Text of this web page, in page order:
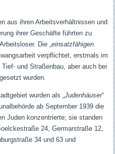
aus ihren Arbeitsverhältnissen und
ihrer Geschäfte führten zu
Die „einsatzfähigen
verpflichtet, erstmals im
und Straßenbau, aber auch bei
wurden.
wurden als „Judenhäuser“
ab September 1939 die
Juden konzentrierte; sie standen
24, Germarstraße 12,
34 und 63 und